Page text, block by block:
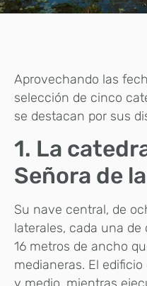
Aprovechando las
selección de cinco
se destacan por sus
1. La
Señora de
Su nave central, de
laterales, cada una
16 metros de ancho
medianeras. El